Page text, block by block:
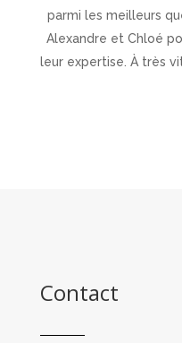
parmi les meilleurs
Alexandre et Chloé
leur expertise. À très
Contact